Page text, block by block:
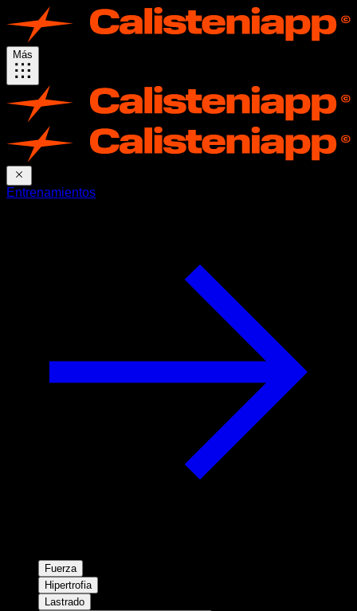
Más
Entrenamientos
Fuerza
Hipertrofia
Lastrado